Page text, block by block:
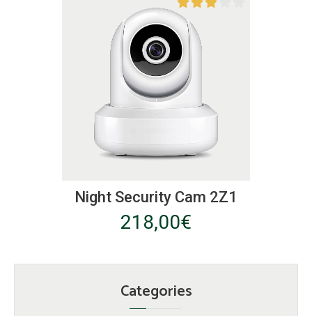
Categories
options
peuvent
être
choisies
sur
la
du
Night Security Cam 2Z1
218,00€